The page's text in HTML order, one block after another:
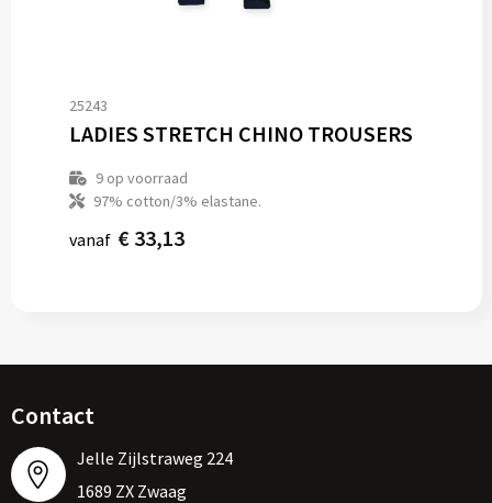
25243
LADIES STRETCH CHINO TROUSERS
9op voorraad
97% cotton/3% elastane.
vanaf € 33,13
Contact
Jelle Zijlstraweg 224
1689 ZX Zwaag